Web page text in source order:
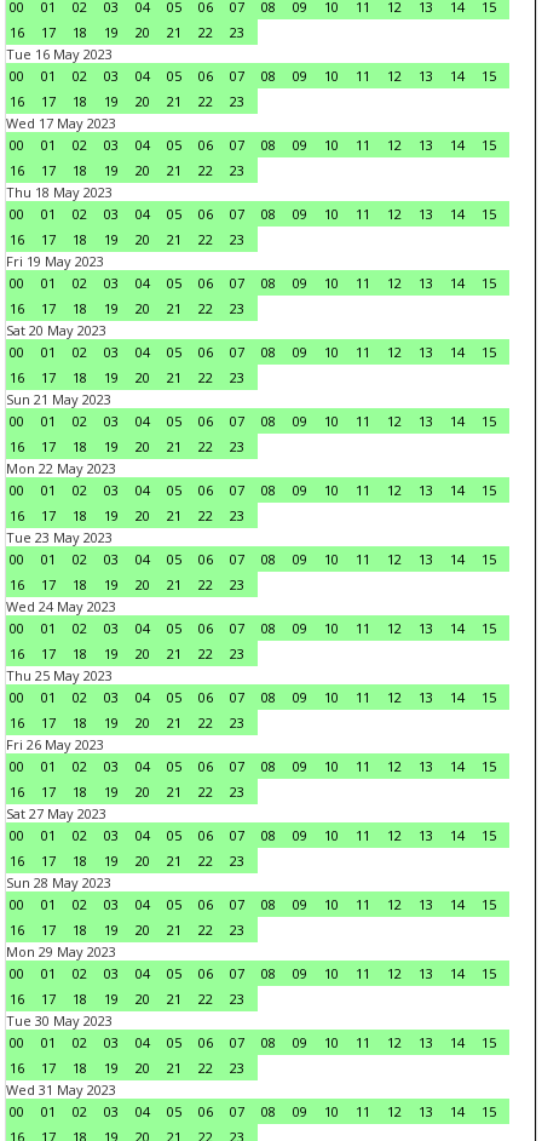
00 01 02 03 04 05 06 07 08 09 10 11 12 13 14
15
16
17 18 19 20 21 22
23
Tue 16 May 2023
00
01 02 03 04 05 06 07 08 09 10 11 12 13 14
15
16
17 18 19 20 21 22
23
Wed 17 May 2023
00
01 02 03 04 05 06 07 08 09 10 11 12 13 14
15
16
17 18 19 20 21 22
23
Thu 18 May 2023
00
01 02 03 04 05 06 07 08 09 10 11 12 13 14
15
16
17 18 19 20 21 22
23
Fri 19 May 2023
00
01 02 03 04 05 06 07 08 09 10 11 12 13 14
15
16
17 18 19 20 21 22
23
Sat 20 May 2023
00
01 02 03 04 05 06 07 08 09 10 11 12 13 14
15
16
17 18 19 20 21 22
23
Sun 21 May 2023
00
01 02 03 04 05 06 07 08 09 10 11 12 13 14
15
16
17 18 19 20 21 22
23
Mon 22 May 2023
00
01 02 03 04 05 06 07 08 09 10 11 12 13 14
15
16
17 18 19 20 21 22
23
Tue 23 May 2023
00
01 02 03 04 05 06 07 08 09 10 11 12 13 14
15
16
17 18 19 20 21 22
23
Wed 24 May 2023
00
01 02 03 04 05 06 07 08 09 10 11 12 13 14
15
16
17 18 19 20 21 22
23
Thu 25 May 2023
00
01 02 03 04 05 06 07 08 09 10 11 12 13 14
15
16
17 18 19 20 21 22
23
Fri 26 May 2023
00
01 02 03 04 05 06 07 08 09 10 11 12 13 14
15
16
17 18 19 20 21 22
23
Sat 27 May 2023
00
01 02 03 04 05 06 07 08 09 10 11 12 13 14
15
16
17 18 19 20 21 22
23
Sun 28 May 2023
00
01 02 03 04 05 06 07 08 09 10 11 12 13 14
15
16
17 18 19 20 21 22
23
Mon 29 May 2023
00
01 02 03 04 05 06 07 08 09 10 11 12 13 14
15
16
17 18 19 20 21 22
23
Tue 30 May 2023
00
01 02 03 04 05 06 07 08 09 10 11 12 13 14
15
16
17 18 19 20 21 22
23
Wed 31 May 2023
00
01 02 03 04 05 06 07 08 09 10 11 12 13 14
15
16
17 18 19 20 21 22
23